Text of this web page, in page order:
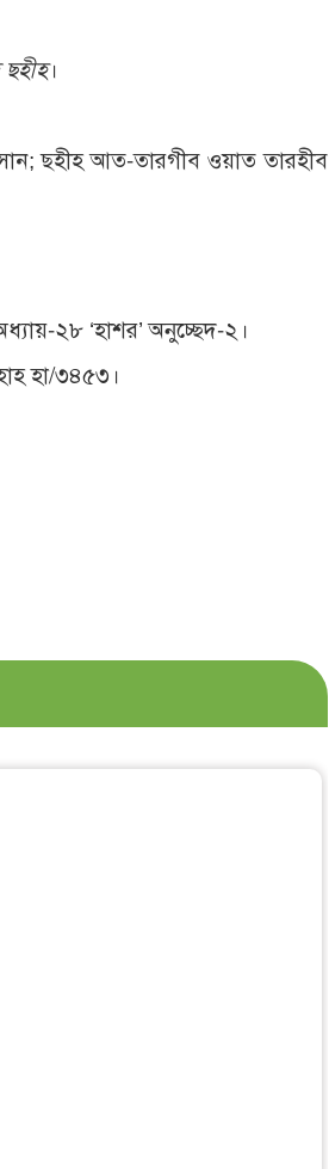
।
ছহীহ আত-তারগীব ওয়াত তারহীব
২৮ ‘হাশর’ অনুচ্ছেদ-২।
হা/৩৪৫৩।